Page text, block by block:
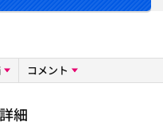
コメント
細